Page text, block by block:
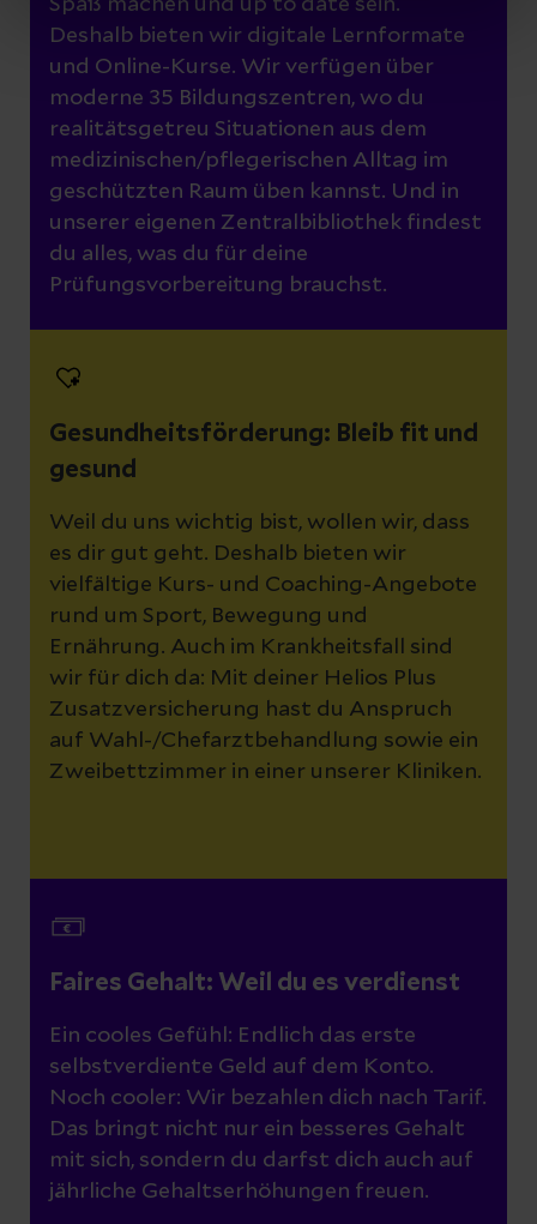
Deshalb bieten wir digitale Lernformate
und Online-Kurse. Wir verfügen über
moderne 35 Bildungszentren, wo du
realitätsgetreu Situationen aus dem
medizinischen/pflegerischen Alltag im
geschützten Raum üben kannst. Und in
unserer eigenen Zentralbibliothek findest
du alles, was du für deine
Prüfungsvorbereitung brauchst.
Gesundheitsförderung: Bleib fit und
gesund
Weil du uns wichtig bist, wollen wir, dass
es dir gut geht. Deshalb bieten wir
vielfältige Kurs- und Coaching-Angebote
rund um Sport, Bewegung und
Ernährung. Auch im Krankheitsfall sind
wir für dich da: Mit deiner Helios Plus
Zusatzversicherung hast du Anspruch
auf Wahl-/Chefarztbehandlung sowie ein
Zweibettzimmer in einer unserer Kliniken.
Faires Gehalt: Weil du es verdienst
Ein cooles Gefühl: Endlich das erste
selbstverdiente Geld auf dem Konto.
Noch cooler: Wir bezahlen dich nach Tarif.
Das bringt nicht nur ein besseres Gehalt
mit sich, sondern du darfst dich auch auf
jährliche Gehaltserhöhungen freuen.